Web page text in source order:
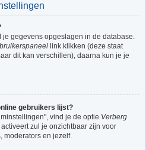
gegevens opgeslagen in de database.
link klikken (deze staat
dit kan verschillen), daarna kun je je
gebruikers lijst?
vind je de optie Verberg
zul je onzichtbaar zijn voor
moderators en jezelf.